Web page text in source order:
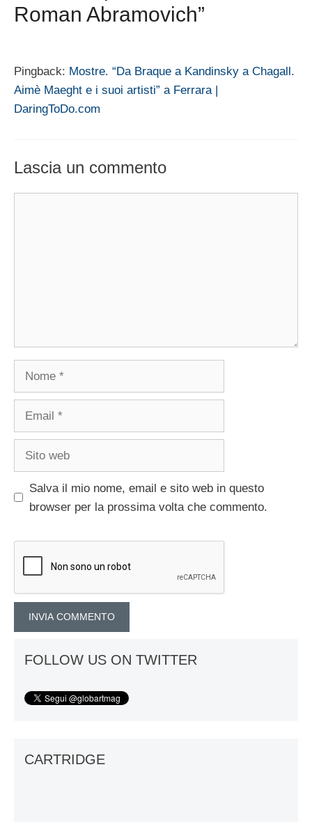
Roman Abramovich”
Pingback: Mostre. “Da Braque a Kandinsky a Chagall.
Aimè Maeght e i suoi artisti” a Ferrara |
DaringToDo.com
Lascia un commento
Salva il mio nome, email e sito web in questo
browser per la prossima volta che commento.
FOLLOW US ON TWITTER
CARTRIDGE